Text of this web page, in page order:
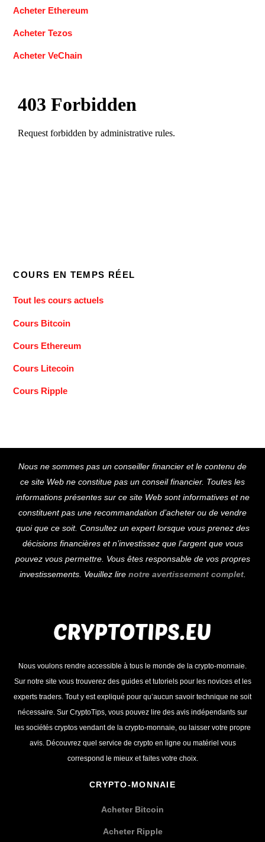
Acheter Ethereum
Acheter Tezos
Acheter VeChain
COURS EN TEMPS RÉEL
Tout les cours actuels
Cours Bitcoin
Cours Ethereum
Cours Litecoin
Cours Ripple
To
Top
Nous ne sommes pas un conseiller financier et le contenu de
ce site Web ne constitue pas un conseil financier. Toutes les
informations présentes sur ce site Web sont informatives et ne
constituent pas une recommandation d’acheter ou de vendre
quoi que ce soit. Consultez un expert lorsque vous prenez des
décisions financières et n’investissez que l’argent que vous
pouvez vous permettre. Vous êtes responsable de vos propres
investissements. Veuillez lire notre avertissement complet.
Nous voulons rendre accessible à tous le monde de la crypto-monnaie.
Sur notre site vous trouverez des guides et tutoriels pour les novices et les
experts traders. Tout y est expliqué pour qu’aucun savoir technique ne soit
nécessaire. Sur CryptoTips, vous pouvez lire des avis indépendants sur
les sociétés cryptos vendant de la crypto-monnaie, ou laisser votre propre
avis. Découvrez quel service de crypto en ligne ou matériel vous
correspond le mieux et faites votre choix.
CRYPTO-MONNAIE
Acheter Bitcoin
Acheter Ripple